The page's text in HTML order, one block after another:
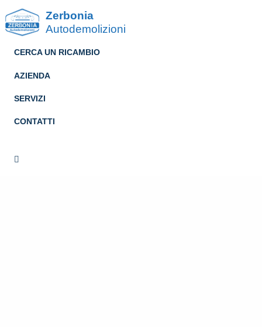
Zerbonia
Autodemolizioni
CERCA UN RICAMBIO
AZIENDA
SERVIZI
CONTATTI